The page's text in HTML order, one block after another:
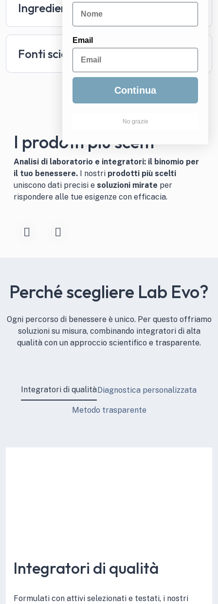
Ingredienti
Fonti scientifiche
I prodotti più scelti
Analisi di laboratorio e integratori: il binomio per
il tuo benessere. I nostri prodotti più scelti
uniscono dati precisi e soluzioni mirate per
rispondere alle tue esigenze con efficacia.
Perché scegliere Lab Evo?
Ogni percorso di benessere è unico. Per questo offriamo
soluzioni su misura, combinando integratori di alta
qualità con un approccio scientifico e trasparente.
Integratori di qualità Diagnostica personalizzata
Metodo trasparente
Integratori di qualità
Formulati con attivi selezionati e testati, i nostri
Email
Continua
No grazie